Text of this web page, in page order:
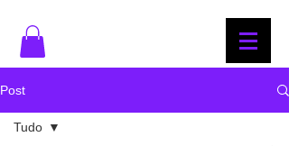
Post
Tudo